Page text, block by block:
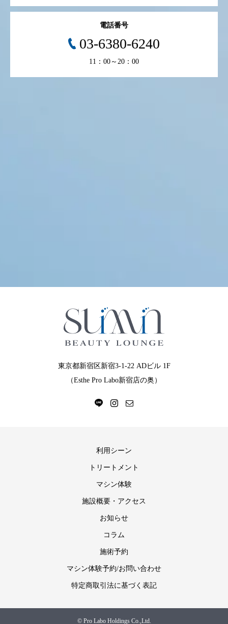
電話番号
03-6380-6240
11：00～20：00
東京都新宿区新宿3-1-22 ADビル 1F
（Esthe Pro Labo新宿店の奥）
利用シーン
トリートメント
マシン体験
施設概要・アクセス
お知らせ
コラム
施術予約
マシン体験予約/お問い合わせ
特定商取引法に基づく表記
© Pro Labo Holdings Co.,Ltd.